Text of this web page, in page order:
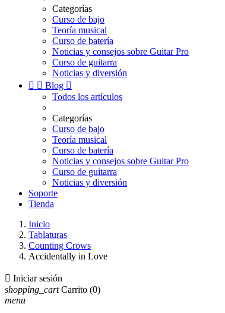
Categorías
Curso de bajo
Teoría musical
Curso de batería
Noticias y consejos sobre Guitar Pro
Curso de guitarra
Noticias y diversión
  Blog 
Todos los artículos
Categorías
Curso de bajo
Teoría musical
Curso de batería
Noticias y consejos sobre Guitar Pro
Curso de guitarra
Noticias y diversión
Soporte
Tienda
Inicio
Tablaturas
Counting Crows
Accidentally in Love
 Iniciar sesión
shopping_cart Carrito (0)
menu